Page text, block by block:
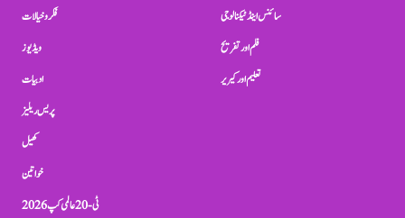
فکر و خیالات
ویڈیوز
ادبیات
پریس ریلیز
کھیل
خواتین
ٹی-20 عالمی کپ 2026
سائنس اینڈ ٹیکنالوجی
فلم اور تفریح
تعلیم اور کیریر